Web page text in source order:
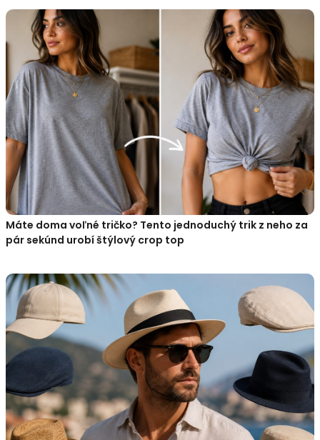
Máte doma voľné tričko? Tento jednoduchý trik z neho za
pár sekúnd urobí štýlový crop top